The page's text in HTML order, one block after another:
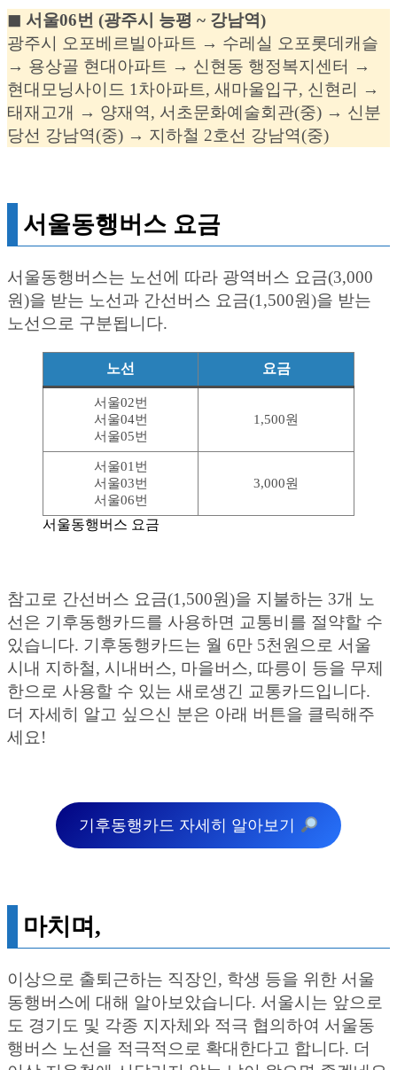
◼︎ 서울06번 (광주시 능평 ~ 강남역)
광주시 오포베르빌아파트 → 수레실 오포롯데캐슬
→ 용상골 현대아파트 → 신현동 행정복지센터 →
현대모닝사이드 1차아파트, 새마울입구, 신현리 →
태재고개 → 양재역, 서초문화예술회관(중) → 신분
당선 강남역(중) → 지하철 2호선 강남역(중)
서울동행버스 요금
서울동행버스는 노선에 따라 광역버스 요금(3,000
원)을 받는 노선과 간선버스 요금(1,500원)을 받는
노선으로 구분됩니다.
노선 요금
서울02번
서울04번
서울05번
1,500원
서울01번
서울03번
서울06번
3,000원
서울동행버스 요금
참고로 간선버스 요금(1,500원)을 지불하는 3개 노
선은 기후동행카드를 사용하면 교통비를 절약할 수
있습니다. 기후동행카드는 월 6만 5천원으로 서울
시내 지하철, 시내버스, 마을버스, 따릉이 등을 무제
한으로 사용할 수 있는 새로생긴 교통카드입니다.
더 자세히 알고 싶으신 분은 아래 버튼을 클릭해주
세요!
기후동행카드 자세히 알아보기
마치며,
이상으로 출퇴근하는 직장인, 학생 등을 위한 서울
동행버스에 대해 알아보았습니다. 서울시는 앞으로
도 경기도 및 각종 지자체와 적극 협의하여 서울동
행버스 노선을 적극적으로 확대한다고 합니다. 더